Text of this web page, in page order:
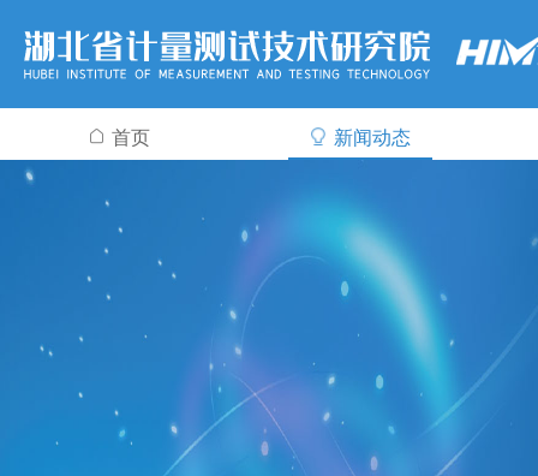
首页 新闻动态